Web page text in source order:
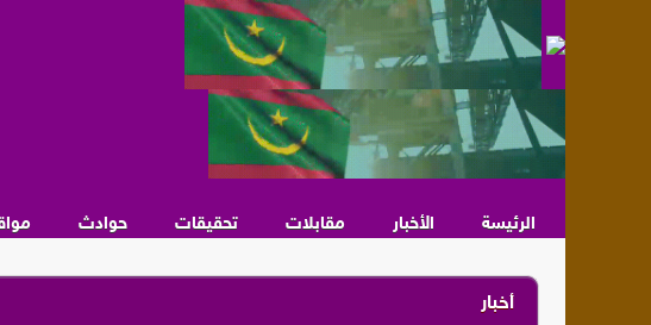
الرئيسة الأخبار مقابلات تحقيقات حوادث
أخبار